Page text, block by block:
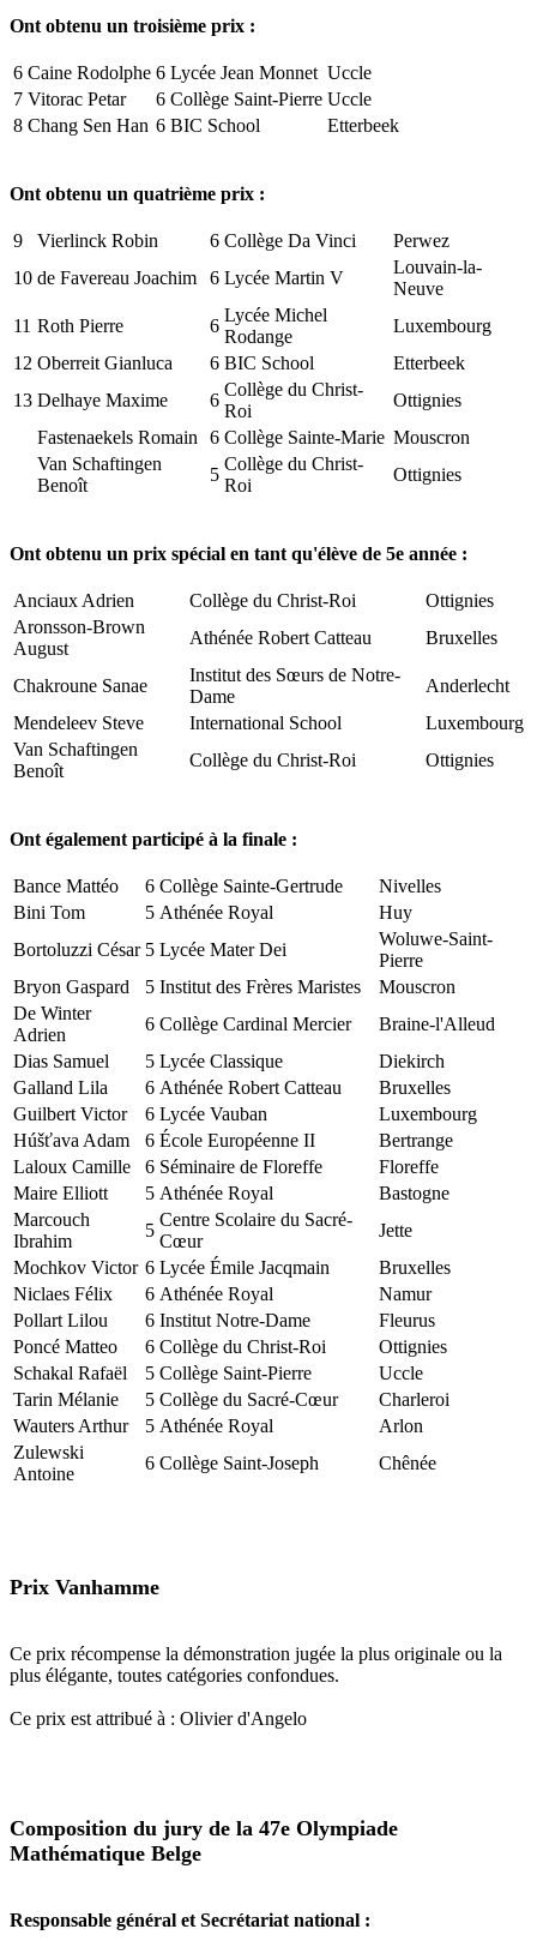
Ont obtenu un troisième prix :
6 Caine Rodolphe 6 Lycée Jean Monnet Uccle
7 Vitorac Petar 6 Collège Saint-Pierre Uccle
8 Chang Sen Han 6 BIC School Etterbeek
Ont obtenu un quatrième prix :
9 Vierlinck Robin 6 Collège Da Vinci
Perwez
10 de Favereau Joachim 6 Lycée Martin V
Louvain-la-
Neuve
11 Roth Pierre 6
Lycée Michel
Rodange
Luxembourg
12 Oberreit Gianluca 6 BIC School
Etterbeek
13 Delhaye Maxime 6
Collège du Christ-
Roi
Ottignies
Fastenaekels Romain
6 Collège Sainte-Marie Mouscron
Van Schaftingen
Benoît
5
Collège du Christ-
Roi
Ottignies
Ont obtenu un prix spécial en tant qu'élève de 5e année :
Anciaux Adrien Collège du Christ-Roi
Ottignies
Aronsson-Brown
August
Athénée Robert Catteau Bruxelles
Chakroune Sanae
Institut des Sœurs de Notre-
Dame
Anderlecht
Mendeleev Steve
International School
Luxembourg
Van Schaftingen
Benoît
Collège du Christ-Roi Ottignies
Ont également participé à la finale :
Bance Mattéo 6 Collège Sainte-Gertrude
Nivelles
Bini Tom
5 Athénée Royal
Huy
Bortoluzzi César 5 Lycée Mater Dei
Woluwe-Saint-
Pierre
Bryon Gaspard
5 Institut des Frères Maristes
Mouscron
De Winter
Adrien
6 Collège Cardinal Mercier
Braine-l'Alleud
Dias Samuel
5 Lycée Classique
Diekirch
Galland Lila
6 Athénée Robert Catteau
Bruxelles
Guilbert Victor
6 Lycée Vauban
Luxembourg
Húšťava Adam
6 École Européenne II
Bertrange
Laloux Camille
6 Séminaire de Floreffe
Floreffe
Maire Elliott
5 Athénée Royal
Bastogne
Marcouch
Ibrahim
5
Centre Scolaire du Sacré-
Cœur
Jette
Mochkov Victor 6 Lycée Émile Jacqmain
Bruxelles
Niclaes Félix
6 Athénée Royal
Namur
Pollart Lilou
6 Institut Notre-Dame
Fleurus
Poncé Matteo
6 Collège du Christ-Roi
Ottignies
Schakal Rafaël
5 Collège Saint-Pierre
Uccle
Tarin Mélanie
5 Collège du Sacré-Cœur
Charleroi
Wauters Arthur
5 Athénée Royal
Arlon
Zulewski
Antoine
6 Collège Saint-Joseph Chênée
Prix Vanhamme
Ce prix récompense la démonstration jugée la plus originale ou la
plus élégante, toutes catégories confondues.
Ce prix est attribué à : Olivier d'Angelo
Composition du jury de la 47e Olympiade
Mathématique Belge
Responsable général et Secrétariat national :